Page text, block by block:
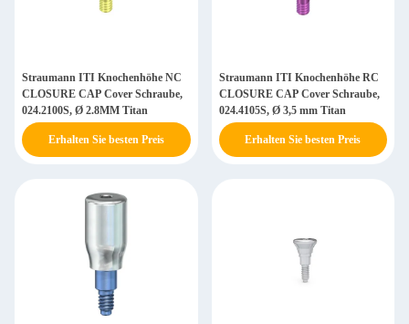
Straumann ITI Knochenhöhe NC
CLOSURE CAP Cover Schraube,
024.2100S, Ø 2.8MM Titan
Erhalten Sie besten Preis
Straumann ITI Knochenhöhe RC
CLOSURE CAP Cover Schraube,
024.4105S, Ø 3,5 mm Titan
Erhalten Sie besten Preis